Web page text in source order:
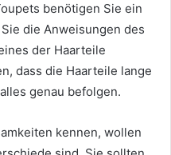
benötigen Sie ein
die Anweisungen des
der Haarteile
dass die Haarteile lange
genau befolgen.
kennen, wollen